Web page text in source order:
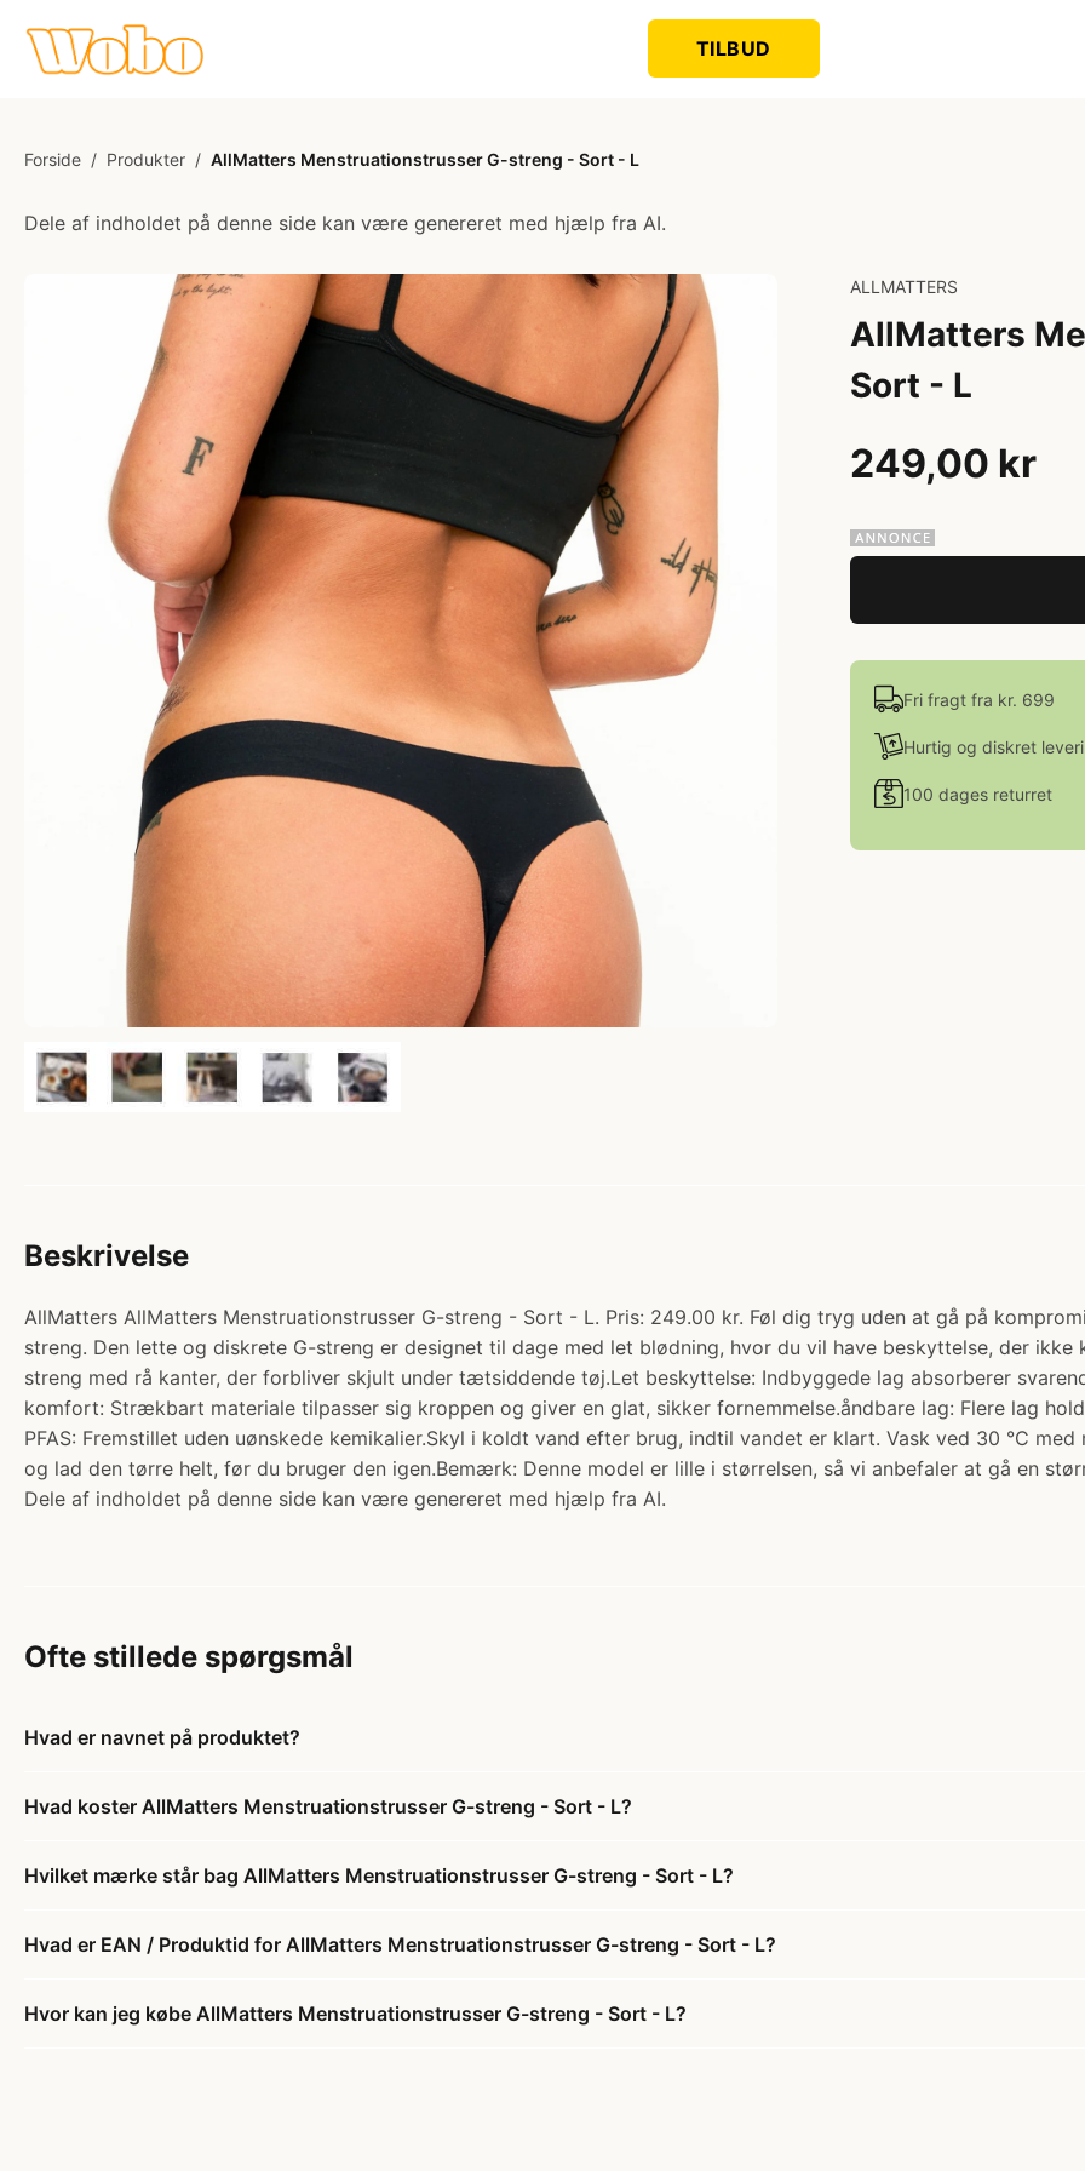
TILBUD
Forside / Produkter / AllMatters Menstruationstrusser G-streng - Sort - L
Dele af indholdet på denne side kan være genereret med hjælp fra AI.
ALLMATTERS
AllMatters
Sort - L
249,00 kr
Fri fragt fra kr. 699
Hurtig og diskret
100 dages returret
Beskrivelse
AllMatters AllMatters Menstruationstrusser G-streng - Sort - L. Pris: 249.00 kr. Føl dig tryg uden at gå på
streng. Den lette og diskrete G-streng er designet til dage med let blødning, hvor du vil have beskyttelse, der
streng med rå kanter, der forbliver skjult under tætsiddende tøj.Let beskyttelse: Indbyggede lag absorberer
komfort: Strækbart materiale tilpasser sig kroppen og giver en glat, sikker fornemmelse.åndbare lag: Flere lag
PFAS: Fremstillet uden uønskede kemikalier.Skyl i koldt vand efter brug, indtil vandet er klart. Vask ved 30 °C
og lad den tørre helt, før du bruger den igen.Bemærk: Denne model er lille i størrelsen, så vi anbefaler at gå en
Dele af indholdet på denne side kan være genereret med hjælp fra AI.
Ofte stillede spørgsmål
Hvad er navnet på produktet?
Hvad koster AllMatters Menstruationstrusser G-streng - Sort - L?
Hvilket mærke står bag AllMatters Menstruationstrusser G-streng - Sort - L?
Hvad er EAN / Produktid for AllMatters Menstruationstrusser G-streng - Sort - L?
Hvor kan jeg købe AllMatters Menstruationstrusser G-streng - Sort - L?